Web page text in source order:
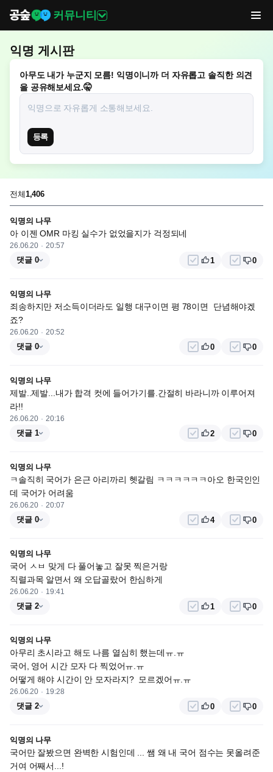
커뮤니티
익명 게시판
아무도 내가 누군지 모름! 익명이니까 더 자유롭고 솔직한 의견
을 공유해보세요.🤫
등록
전체1,406
익명의 나무
아 이젠 OMR 마킹 실수가 없었을지가 걱정되네
26.06.20 20:57
댓글 0 1 0
익명의 나무
죄송하지만 저소득이더라도 일행 대구이면 평 78이면  단념해야겠
죠?
26.06.20 20:52
댓글 0 0 0
익명의 나무
제발..제발...내가 합격 컷에 들어가기를.간절히 바라니까 이루어져
라!!
26.06.20 20:16
댓글 1 2 0
익명의 나무
ㅋ솔직히 국어가 은근 아리까리 헷갈림 ㅋㅋㅋㅋㅋㅋ아오 한국인인
데 국어가 어려움
26.06.20 20:07
댓글 0 4 0
익명의 나무
국어 ㅅㅂ 맞게 다 풀어놓고 잘못 찍은거랑
직렬과목 알면서 왜 오답골랐어 한심하게
26.06.20 19:41
댓글 2 1 0
익명의 나무
아무리 초시라고 해도 나름 열심히 했는데ㅠ.ㅠ
국어, 영어 시간 모자 다 찍었어ㅠ.ㅠ
어떻게 해야 시간이 안 모자라지?  모르겠어ㅠ.ㅠ
26.06.20 19:28
댓글 2 0 0
익명의 나무
국어만 잘봤으면 완벽한 시험인데 ... 쌤 왜 내 국어 점수는 못올려준
거여 어째서...!